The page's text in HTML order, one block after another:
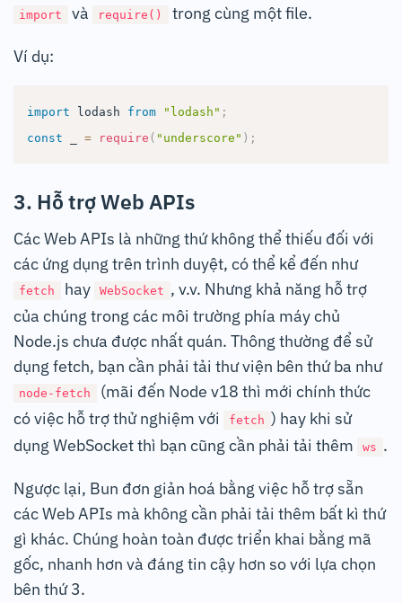
import và require() trong cùng một file.
Ví dụ:
import lodash from "lodash" ;
const
= require ( "underscore" ) ;
3. Hỗ trợ Web APIs
Các Web APIs là những thứ không thể thiếu đối với
các ứng dụng trên trình duyệt, có thể kể đến như
fetch hay WebSocket , v.v. Nhưng khả năng hỗ trợ
của chúng trong các môi trường phía máy chủ
Node.js chưa được nhất quán. Thông thường để sử
dụng fetch, bạn cần phải tải thư viện bên thứ ba như
node-fetch
(mãi đến Node v18 thì mới chính thức
có việc hỗ trợ thử nghiệm với
fetch ) hay khi sử
dụng WebSocket thì bạn cũng cần phải tải thêm
ws .
Ngược lại, Bun đơn giản hoá bằng việc hỗ trợ sẵn
các Web APIs mà không cần phải tải thêm bất kì thứ
gì khác. Chúng hoàn toàn được triển khai bằng mã
gốc, nhanh hơn và đáng tin cậy hơn so với lựa chọn
bên thứ 3.